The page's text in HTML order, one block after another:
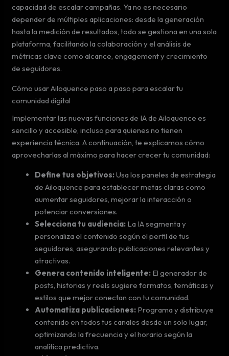
capacidad de escalar campañas. Ya no es necesario
depender de múltiples aplicaciones: desde la generación
hasta la medición de resultados, todo se gestiona en una sola
plataforma, facilitando la colaboración y el análisis de
métricas clave como alcance, engagement y crecimiento
de seguidores.
Cómo usar Ailoquence paso a paso para escalar tu
comunidad digital
Implementar las nuevas funciones de IA de Ailoquence es
sencillo y accesible, incluso para quienes no tienen
experiencia técnica. A continuación, te explicamos cómo
aprovecharlas al máximo para hacer crecer tu comunidad:
Define tus objetivos:Usa los paneles de estrategia
de Ailoquence para establecer metas claras como
aumentar seguidores, mejorar la interacción o
potenciar conversiones.
Selecciona tu audiencia: La IA segmenta y
personaliza el contenido según el perfil de tus
seguidores, asegurando publicaciones relevantes y
atractivas.
Genera contenido inteligente: El generador de
posts, historias y reels sugiere formatos, temáticas y
estilos que mejor conectan con tu comunidad.
Automatiza publicaciones: Programa y distribuye
contenido en todos tus canales desde un solo lugar,
optimizando la frecuencia y el horario según la
analítica predictiva.